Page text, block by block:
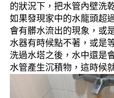
的狀況下，把水管內壁洗
如果發現家中的水龍頭超
會有髒水流出的現象，或
水器有時候點不著，或是
洗過水塔之後，水中還是
水管產生沉積物，這時候